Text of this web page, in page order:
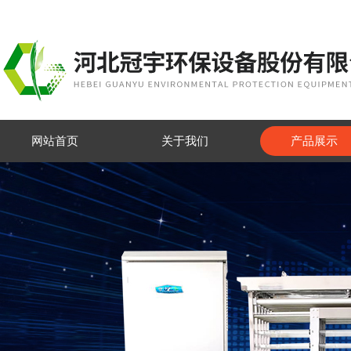
网站首页 关于我们 产品展示